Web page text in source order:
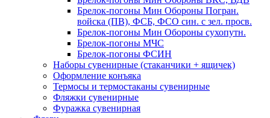
Брелок-погоны Мин Обороны Погран.
войска (ПВ), ФСБ, ФСО син. с зел. просв.
Брелок-погоны Мин Обороны сухопутн.
Брелок-погоны МЧС
Брелок-погоны ФСИН
Наборы сувенирные (стаканчики + ящичек)
Оформление конъяка
Термосы и термостаканы сувенирные
Фляжки сувенирные
Фуражка сувенирная